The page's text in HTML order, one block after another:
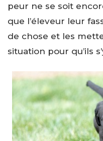
peur ne se soit
que l’éleveur leur
de chose et les
situation pour qu’ils